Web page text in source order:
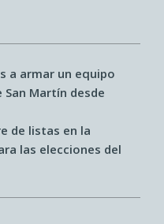
a armar un equipo
Martín desde
de listas en la
las elecciones del